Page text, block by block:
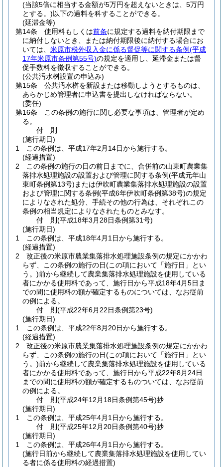
(当該5倍に相当する金額が5万円を超えないときは、5万円
とする。)以下の過料を科することができる。
(延滞金等)
第14条
使用料もしくは前条に規定する過料を納付期限まで
に納付しないとき、または納付期限後に納付する場合にお
いては、 米原市税外収入金に係る督促等に関する条例(平成
17年米原市条例第55号)の規定を適用し、延滞金または督
促手数料を徴収することができる。
(公共汚水桝設置の申込み)
第15条
公共汚水桝を新設または移動しようとするものは、
あらかじめ管理者に申込書を提出しなければならない。
(委任)
第16条
この条例の施行に関し必要な事項は、管理者が定め
る。
付 則
(施行期日)
1
この条例は、平成17年2月14日から施行する。
(経過措置)
2
この条例の施行の日の前日までに、合併前の山東町農業集
落排水処理施設の設置および管理に関する条例(平成元年山
東町条例第13号) または伊吹町農業集落排水処理施設の設置
および管理に関する条例(平成6年伊吹町条例第38号)の規定
によりなされた処分、手続その他の行為は、それぞれこの
条例の相当規定によりなされたものとみなす。
付 則(平成18年3月28日条例第31号)
(施行期日)
1
この条例は、平成18年4月1日から施行する。
(経過措置)
2
改正後の米原市農業集落排水処理施設条例の規定にかかわ
らず、この条例の施行の日(この項において「施行日」とい
う。)前から継続して農業集落排水処理施設を使用している
者にかかる使用料であって、施行日から平成18年4月5日ま
での間に使用料の額が確定するものについては、なお従前
の例による。
付 則(平成22年6月22日条例第23号)
(施行期日)
1
この条例は、平成22年8月20日から施行する。
(経過措置)
2
改正後の米原市農業集落排水処理施設条例の規定にかかわ
らず、この条例の施行の日(この項において「施行日」とい
う。)前から継続して農業集落排水処理施設を使用している
者にかかる使用料であって、施行日から平成22年8月24日
までの間に使用料の額が確定するものついては、なお従前
の例による。
付 則(平成24年12月18日条例第45号)抄
(施行期日)
1
この条例は、平成25年4月1日から施行する。
付 則(平成25年12月20日条例第40号)抄
(施行期日)
1
この条例は、平成26年4月1日から施行する。
(施行日前から継続して農業集落排水処理施設を使用してい
る者に係る使用料の経過措置)